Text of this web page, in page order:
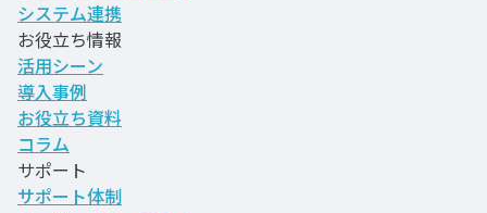
システム連携
お役立ち情報
活用シーン
導入事例
お役立ち資料
コラム
サポート
サポート体制